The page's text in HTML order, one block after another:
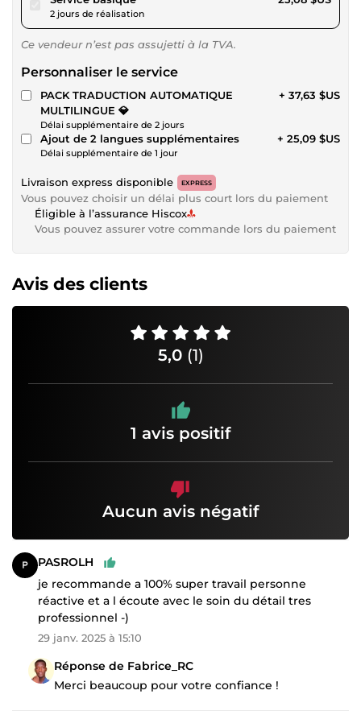
2 jours de réalisation
Ce vendeur n’est pas assujetti à la TVA.
Personnaliser le service
PACK TRADUCTION AUTOMATIQUE
MULTILINGUE 💎
Délai supplémentaire de 2 jours
+ 37,63 $US
Ajout de 2 langues supplémentaires
Délai supplémentaire de 1 jour
+ 25,09 $US
Livraison express disponible EXPRESS
Vous pouvez choisir un délai plus court lors du paiement
Éligible à l’assurance Hiscox
Vous pouvez assurer votre commande lors du paiement
Avis des clients
5,0 (1)
1 avis positif
Aucun avis négatif
PASROLH
je recommande a 100% super travail personne
réactive et a l écoute avec le soin du détail tres
professionnel -)
29 janv. 2025 à 15:10
Réponse de Fabrice_RC
Merci beaucoup pour votre confiance !